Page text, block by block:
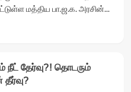
மத்திய பா.ஜ.க. அரசின்...
நீட் தேர்வு?! தொடரும்